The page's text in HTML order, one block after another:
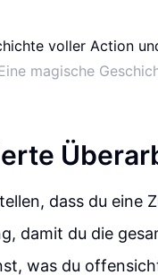
magische
dass du eine
damit du die
was du